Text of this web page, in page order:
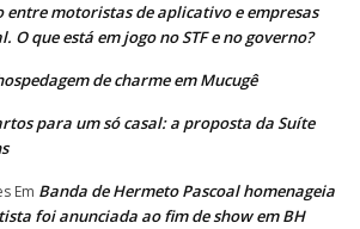
entre motoristas de aplicativo e empresas
que está em jogo no STF e no governo?
de charme em Mucugê
para um só casal: a proposta da Suíte
Em Banda de Hermeto Pascoal homenageia
foi anunciada ao fim de show em BH